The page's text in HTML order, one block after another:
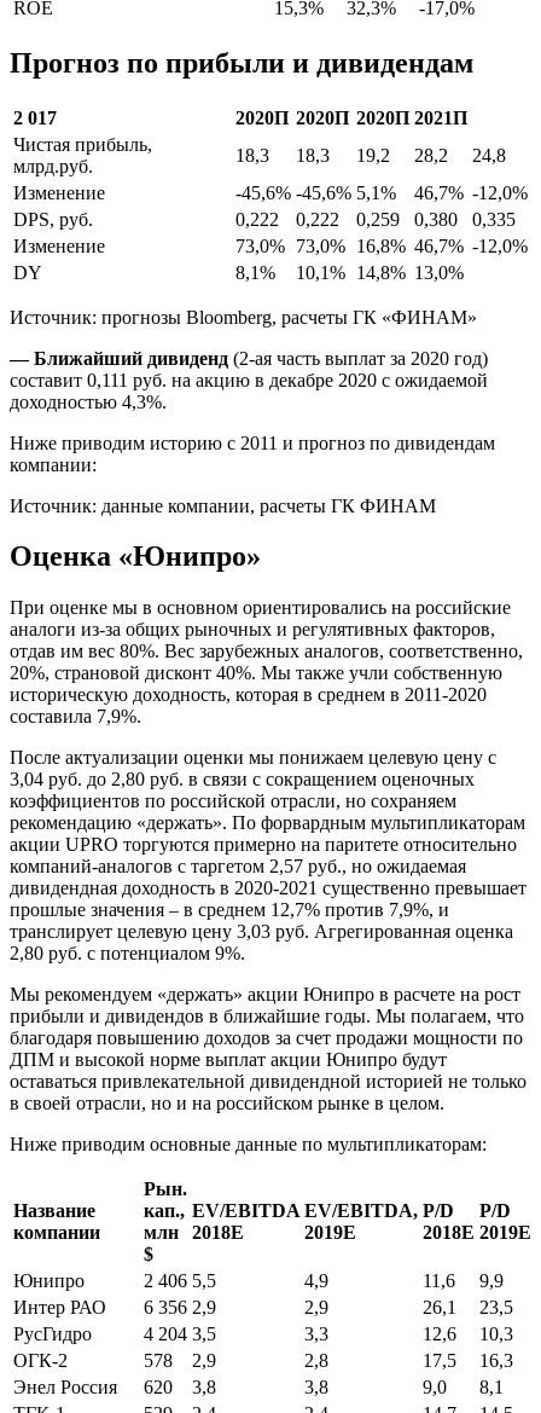
ROE
15,3% 32,3% -17,0%
Прогноз по прибыли и дивидендам
2 017 2020П 2020П 2020П 2021П
Чистая прибыль,
млрд.руб.
18,3 18,3 19,2 28,2
24,8
Изменение
-45,6% -45,6% 5,1% 46,7% -12,0%
DPS, руб.
0,222 0,222 0,259 0,380
0,335
Изменение
73,0% 73,0% 16,8% 46,7% -12,0%
DY
8,1% 10,1% 14,8% 13,0%
Источник: прогнозы Bloomberg, расчеты ГК «ФИНАМ»
— Ближайший дивиденд (2-ая часть выплат за 2020 год)
составит 0,111 руб. на акцию в декабре 2020 с ожидаемой
доходностью 4,3%.
Ниже приводим историю с 2011 и прогноз по дивидендам
компании:
Источник: данные компании, расчеты ГК ФИНАМ
Оценка «Юнипро»
При оценке мы в основном ориентировались на российские
аналоги из-за общих рыночных и регулятивных факторов,
отдав им вес 80%. Вес зарубежных аналогов, соответственно,
20%, страновой дисконт 40%. Мы также учли собственную
историческую доходность, которая в среднем в 2011-2020
составила 7,9%.
После актуализации оценки мы понижаем целевую цену с
3,04 руб. до 2,80 руб. в связи с сокращением оценочных
коэффициентов по российской отрасли, но сохраняем
рекомендацию «держать». По форвардным мультипликаторам
акции UPRO торгуются примерно на паритете относительно
компаний-аналогов с таргетом 2,57 руб., но ожидаемая
дивидендная доходность в 2020-2021 существенно превышает
прошлые значения – в среднем 12,7% против 7,9%, и
транслирует целевую цену 3,03 руб. Агрегированная оценка
2,80 руб. с потенциалом 9%.
Мы рекомендуем «держать» акции Юнипро в расчете на рост
прибыли и дивидендов в ближайшие годы. Мы полагаем, что
благодаря повышению доходов за счет продажи мощности по
ДПМ и высокой норме выплат акции Юнипро будут
оставаться привлекательной дивидендной историей не только
в своей отрасли, но и на российском рынке в целом.
Ниже приводим основные данные по мультипликаторам:
Название
компании
Рын.
кап.,
млн
$
EV/EBITDA
2018E
EV/EBITDA,
2019E
P/D
2018E
P/D
2019E
Юнипро 2 406 5,5 4,9 11,6
9,9
Интер РАО
6 356 2,9 2,9 26,1
23,5
РусГидро
4 204 3,5 3,3 12,6
10,3
ОГК-2
578 2,9 2,8 17,5
16,3
Энел Россия
620 3,8 3,8 9,0
8,1